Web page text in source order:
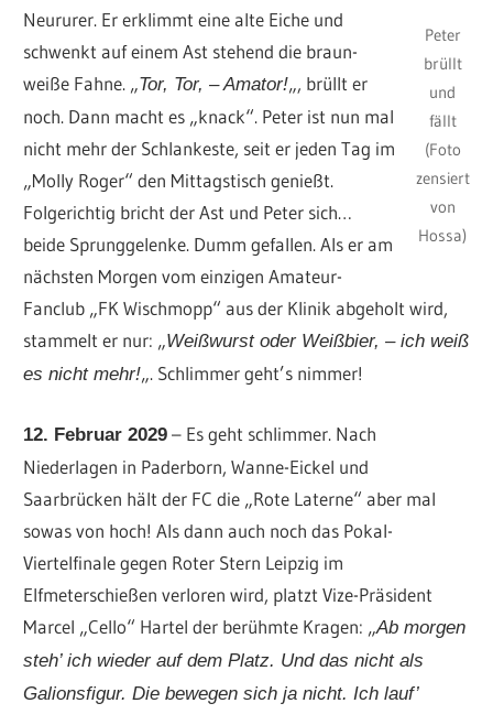
Peter
brüllt
und
fällt
(Foto
zensiert
von
Hossa)
Neururer. Er erklimmt eine alte Eiche und
schwenkt auf einem Ast stehend die braun-
weiße Fahne. „Tor, Tor, – Amator!„, brüllt er
noch. Dann macht es „knack“. Peter ist nun mal
nicht mehr der Schlankeste, seit er jeden Tag im
„Molly Roger“ den Mittagstisch genießt.
Folgerichtig bricht der Ast und Peter sich…
beide Sprunggelenke. Dumm gefallen. Als er am
nächsten Morgen vom einzigen Amateur-
Fanclub „FK Wischmopp“ aus der Klinik abgeholt wird,
stammelt er nur: „Weißwurst oder Weißbier, – ich weiß
es nicht mehr!„. Schlimmer geht’s nimmer!
12. Februar 2029 – Es geht schlimmer. Nach
Niederlagen in Paderborn, Wanne-Eickel und
Saarbrücken hält der FC die „Rote Laterne“ aber mal
sowas von hoch! Als dann auch noch das Pokal-
Viertelfinale gegen Roter Stern Leipzig im
Elfmeterschießen verloren wird, platzt Vize-Präsident
Marcel „Cello“ Hartel der berühmte Kragen: „Ab morgen
steh’ ich wieder auf dem Platz. Und das nicht als
Galionsfigur. Die bewegen sich ja nicht. Ich lauf’